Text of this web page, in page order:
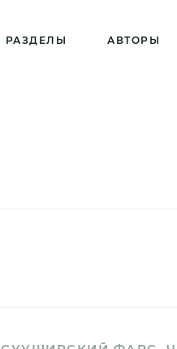
РАЗДЕЛЫ АВТОРЫ